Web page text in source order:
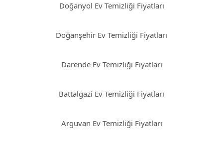
Doğanyol Ev Temizliği Fiyatları
Doğanşehir Ev Temizliği Fiyatları
Darende Ev Temizliği Fiyatları
Battalgazi Ev Temizliği Fiyatları
Arguvan Ev Temizliği Fiyatları